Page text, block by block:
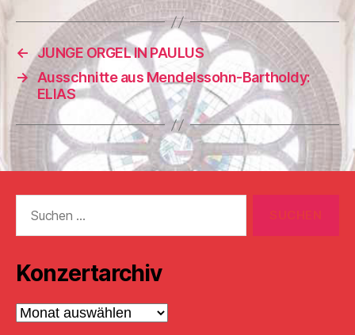
← JUNGE ORGEL IN PAULUS
→ Ausschnitte aus Mendelssohn-Bartholdy:
ELIAS
nach:
Konzertarchiv
Konzertarchiv